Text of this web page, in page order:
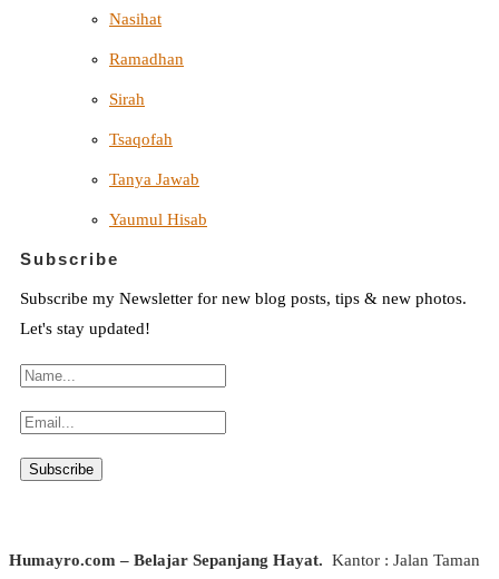
Nasihat
Ramadhan
Sirah
Tsaqofah
Tanya Jawab
Yaumul Hisab
Subscribe
Subscribe my Newsletter for new blog posts, tips & new photos.
Let's stay updated!
Humayro.com – Belajar Sepanjang Hayat. Kantor : Jalan Taman